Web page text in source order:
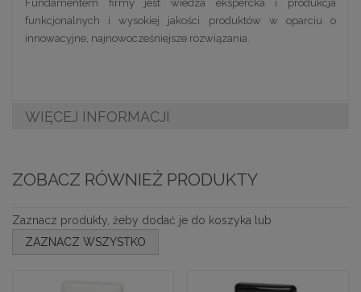
Fundamentem firmy jest wiedza ekspercka i produkcja
funkcjonalnych i wysokiej jakości produktów w oparciu o
innowacyjne, najnowocześniejsze rozwiązania.
WIĘCEJ INFORMACJI
ZOBACZ RÓWNIEŻ PRODUKTY
Zaznacz produkty, żeby dodać je do koszyka lub
ZAZNACZ WSZYSTKO